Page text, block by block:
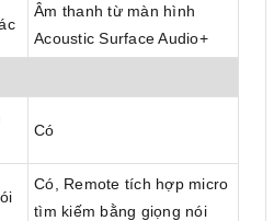
Âm thanh từ màn hình
Acoustic Surface Audio+
Có
Có, Remote tích hợp micro
tìm kiếm bằng giọng nói